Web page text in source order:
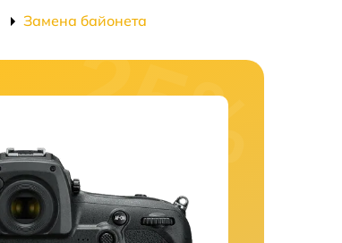
Замена байонета